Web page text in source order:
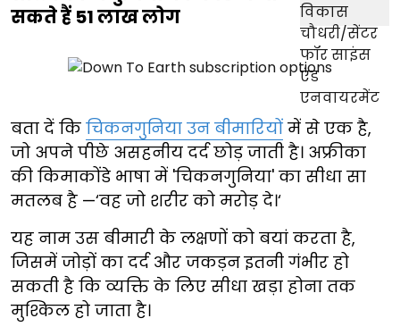
सकते हैं 51 लाख लोग
बता दें कि चिकनगुनिया उन बीमारियों में से एक है,
जो अपने पीछे असहनीय दर्द छोड़ जाती है। अफ्रीका
की किमाकोंडे भाषा में 'चिकनगुनिया' का सीधा सा
मतलब है —‘वह जो शरीर को मरोड़ दे।‘
यह नाम उस बीमारी के लक्षणों को बयां करता है,
जिसमें जोड़ों का दर्द और जकड़न इतनी गंभीर हो
सकती है कि व्यक्ति के लिए सीधा खड़ा होना तक
मुश्किल हो जाता है।